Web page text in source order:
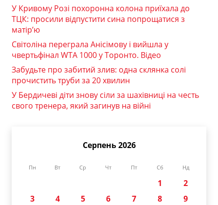
У Кривому Розі похоронна колона приїхала до
ТЦК: просили відпустити сина попрощатися з
матір’ю
Світоліна переграла Анісімову і вийшла у
чвертьфінал WTA 1000 у Торонто. Відео
Забудьте про забитий злив: одна склянка солі
прочистить труби за 20 хвилин
У Бердичеві діти знову сіли за шахівниці на честь
свого тренера, який загинув на війні
Серпень 2026
Пн Вт Ср Чт Пт Сб Нд
1
2
3
4 5 6 7 8
9